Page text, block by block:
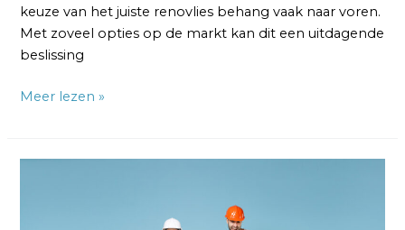
keuze van het juiste renovlies behang vaak naar voren.
Met zoveel opties op de markt kan dit een uitdagende
beslissing
Meer lezen »